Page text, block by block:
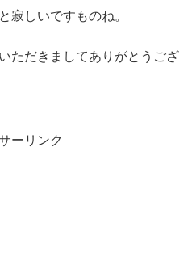
寂しいですものね。
ただきましてありがとうござ
ーリンク